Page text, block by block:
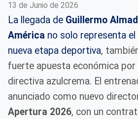
13 de Junio de 2026
La llegada de Guillermo
América no solo representa el
nueva etapa deportiva,
fuerte apuesta económica por
directiva azulcrema. El
anunciado como nuevo
Apertura 2026, con un